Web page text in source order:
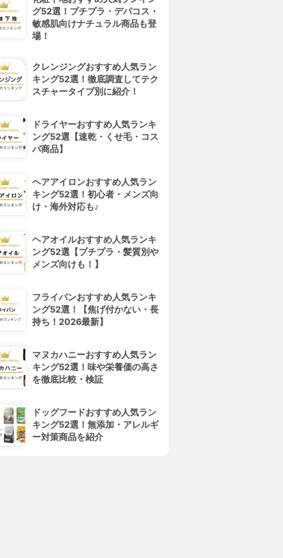
4位
MARU(マル)
トリートメント
¥2,090
グ52選！プチプラ・デパコス・
敏感肌向けナチュラル商品も登
場！
クレンジングおすすめ人気ラン
キング52選！徹底調査してテク
スチャータイプ別に紹介！
ドライヤーおすすめ人気ランキ
ング52選【速乾・くせ毛・コス
パ商品】
ヘアアイロンおすすめ人気ラン
キング52選！初心者・メンズ向
け・海外対応も♪
ヘアオイルおすすめ人気ランキ
ング52選【プチプラ・髪質別や
メンズ向けも！】
フライパンおすすめ人気ランキ
ング52選！【焦げ付かない・長
持ち！2026最新】
マヌカハニーおすすめ人気ラン
キング52選！味や栄養価の高さ
を徹底比較・検証
ドッグフードおすすめ人気ラン
キング52選！無添加・アレルギ
ー対策商品を紹介